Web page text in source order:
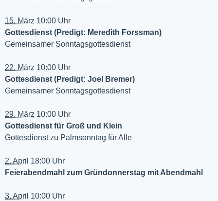
15. März 10:00 Uhr
Gottesdienst (Predigt: Meredith Forssman)
Gemeinsamer Sonntagsgottesdienst
22. März 10:00 Uhr
Gottesdienst (Predigt: Joel Bremer)
Gemeinsamer Sonntagsgottesdienst
29. März 10:00 Uhr
Gottesdienst für Groß und Klein
Gottesdienst zu Palmsonntag für Alle
2. April 18:00 Uhr
Feierabendmahl zum Gründonnerstag mit Abendmahl
3. April 10:00 Uhr